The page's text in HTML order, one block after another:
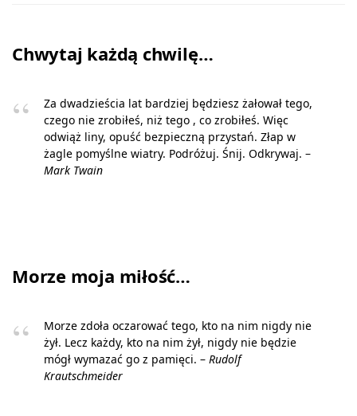
Chwytaj każdą chwilę…
Za dwadzieścia lat bardziej będziesz żałował tego,
czego nie zrobiłeś, niż tego , co zrobiłeś. Więc
odwiąż liny, opuść bezpieczną przystań. Złap w
żagle pomyślne wiatry. Podróżuj. Śnij. Odkrywaj. –
Mark Twain
Morze moja miłość…
Morze zdoła oczarować tego, kto na nim nigdy nie
żył. Lecz każdy, kto na nim żył, nigdy nie będzie
mógł wymazać go z pamięci. – Rudolf
Krautschmeider